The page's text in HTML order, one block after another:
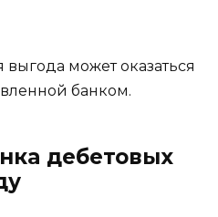
может оказаться
банком.
дебетовых